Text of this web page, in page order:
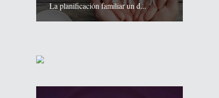
La planificación familiar un d...